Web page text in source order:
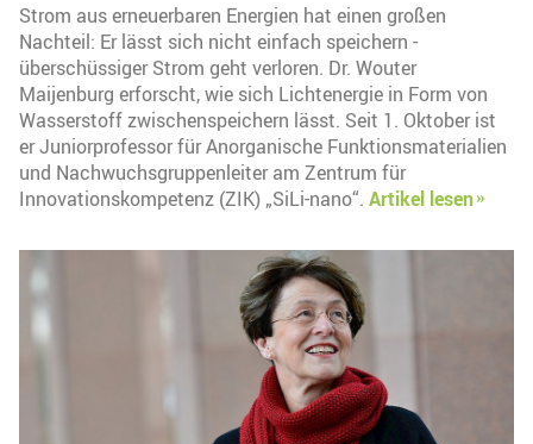
Strom aus erneuerbaren Energien hat einen großen
Nachteil: Er lässt sich nicht einfach speichern -
überschüssiger Strom geht verloren. Dr. Wouter
Maijenburg erforscht, wie sich Lichtenergie in Form von
Wasserstoff zwischenspeichern lässt. Seit 1. Oktober ist
er Juniorprofessor für Anorganische Funktionsmaterialien
und Nachwuchsgruppenleiter am Zentrum für
Innovationskompetenz (ZIK) „SiLi-nano“. Artikel lesen